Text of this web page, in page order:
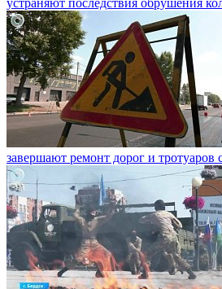
завершают ремонт дорог и тротуаров